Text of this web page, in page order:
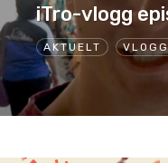
AKTUELT VLOGG
iTro-vlogg